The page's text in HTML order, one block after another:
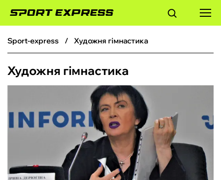
ФУТБОЛ
БАСКЕТБОЛ
sport-express Художня гімнастика
Художня гімнастика